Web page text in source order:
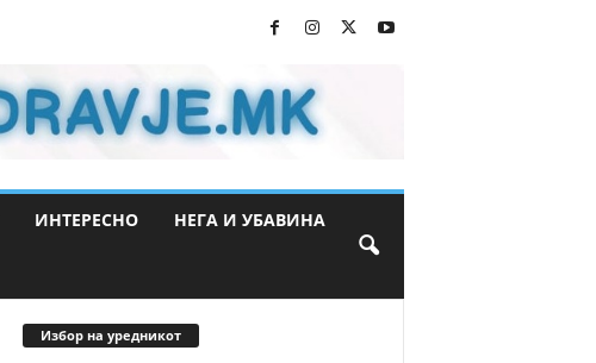
ИНТЕРЕСНО НЕГА И УБАВИНА
Избор на уредникот